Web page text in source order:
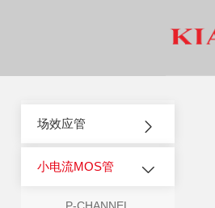
场效应管
小电流MOS管